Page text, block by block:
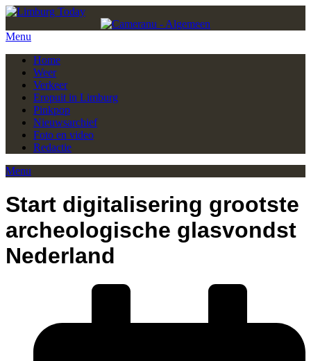
Menu
Home
Weer
Verkeer
Eropuit in Limburg
Pinkpop
Nieuwsarchief
Foto en video
Redactie
Menu
Start digitalisering grootste
archeologische glasvondst
Nederland